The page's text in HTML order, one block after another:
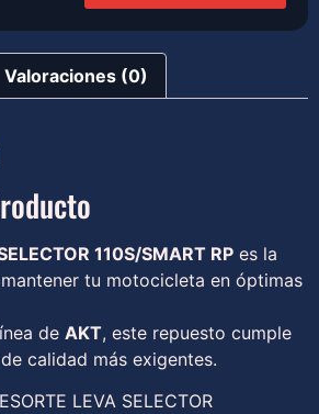
Valoraciones (0)
110S/SMART RP es la
tu motocicleta en óptimas
de AKT, este repuesto cumple
calidad más exigentes.
LEVA SELECTOR